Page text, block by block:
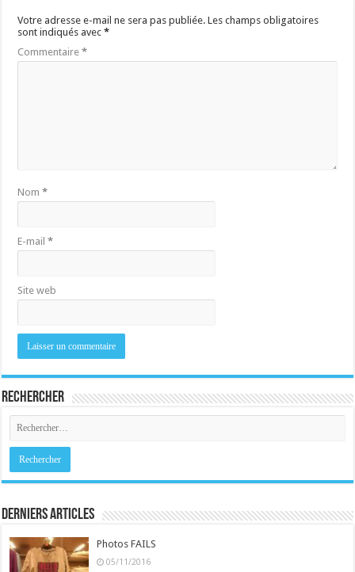
Votre adresse e-mail ne sera pas publiée. Les champs obligatoires
sont indiqués avec*
Commentaire*
Nom*
E-mail*
Site web
Rechercher
Derniers Articles
Photos FAILS
05/11/2016